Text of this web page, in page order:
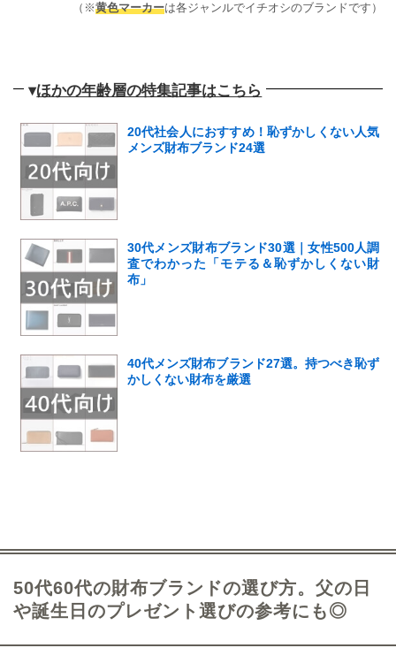
（※黄色マーカーは各ジャンルでイチオシのブランドです）
▾ほかの年齢層の特集記事はこちら
20代社会人におすすめ！恥ずかしくない人気
メンズ財布ブランド24選
30代メンズ財布ブランド30選｜女性500人調
査でわかった「モテる＆恥ずかしくない財
布」
40代メンズ財布ブランド27選。持つべき恥ず
かしくない財布を厳選
50代60代の財布ブランドの選び方。父の日
や誕生日のプレゼント選びの参考にも◎